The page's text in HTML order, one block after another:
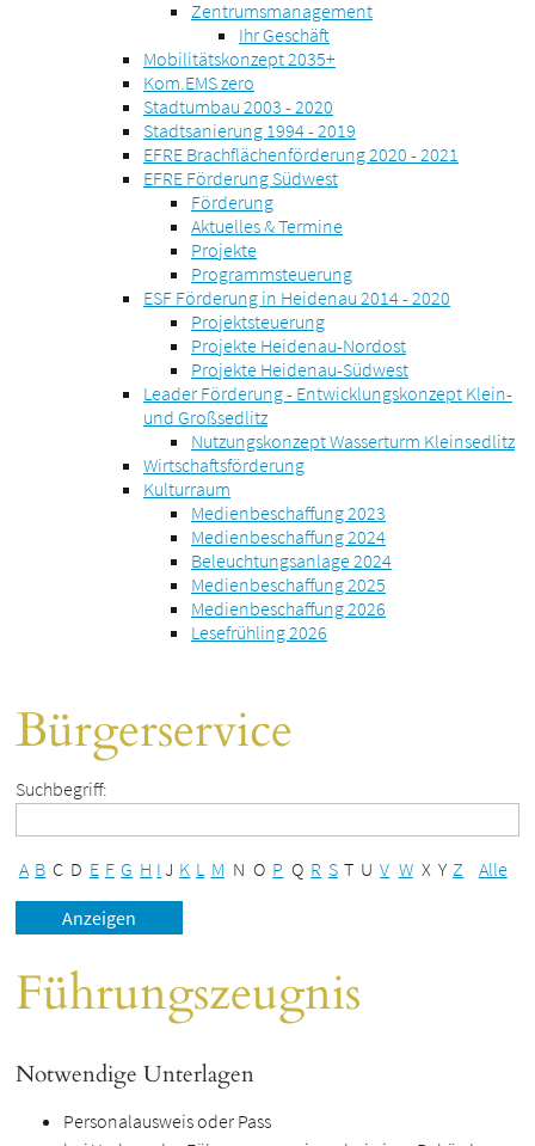
Zentrumsmanagement
Ihr Geschäft
Mobilitätskonzept 2035+
Kom.EMS zero
Stadtumbau 2003 - 2020
Stadtsanierung 1994 - 2019
EFRE Brachflächenförderung 2020 - 2021
EFRE Förderung Südwest
Förderung
Aktuelles & Termine
Projekte
Programmsteuerung
ESF Förderung in Heidenau 2014 - 2020
Projektsteuerung
Projekte Heidenau-Nordost
Projekte Heidenau-Südwest
Leader Förderung - Entwicklungskonzept Klein-
und Großsedlitz
Nutzungskonzept Wasserturm Kleinsedlitz
Wirtschaftsförderung
Kulturraum
Medienbeschaffung 2023
Medienbeschaffung 2024
Beleuchtungsanlage 2024
Medienbeschaffung 2025
Medienbeschaffung 2026
Lesefrühling 2026
Bürgerservice
Suchbegriff:
A B C D E F G H I J K L M N O P Q R S T U V W X Y Z Alle
Führungszeugnis
Notwendige Unterlagen
Personalausweis oder Pass